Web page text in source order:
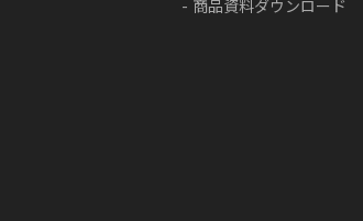
商品資料ダウンロード